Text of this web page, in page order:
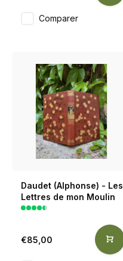
Comparer
Daudet (Alphonse) - Les
Lettres de mon Moulin
€85,00